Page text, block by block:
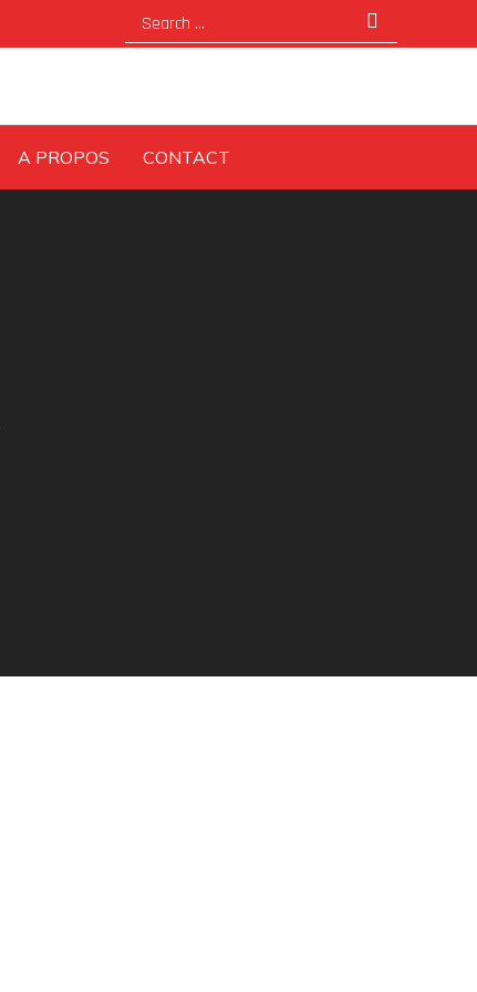
Search
for:
A PROPOS CONTACT